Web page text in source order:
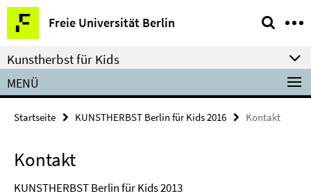
Springe
direkt
zu
Inhalt
Freie Universität Berlin
Service-
Navigation
Kunstherbst für Kids
MENÜ
Startseite KUNSTHERBST Berlin für Kids 2016 Kontakt
Kontakt
KUNSTHERBST Berlin für Kids 2013